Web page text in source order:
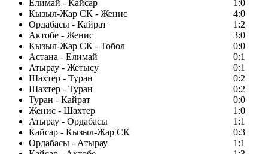
Елимай - Кайсар
1:0
Кызыл-Жар СК - Женис
4:0
Ордабасы - Кайрат
1:2
Актобе - Женис
3:0
Кызыл-Жар СК - Тобол
0:0
Астана - Елимай
0:1
Атырау - Жетысу
0:1
Шахтер - Туран
0:2
Шахтер - Туран
0:2
Туран - Кайрат
0:0
Женис - Шахтер
1:0
Атырау - Ордабасы
1:1
Кайсар - Кызыл-Жар СК
0:3
Ордабасы - Атырау
1:1